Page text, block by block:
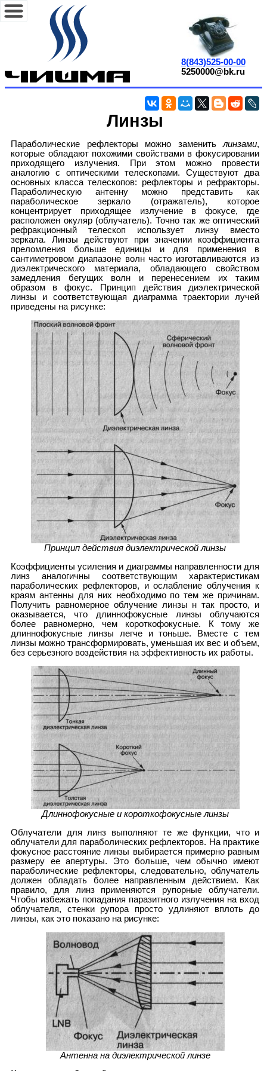
8(843)525-00-00
5250000@bk.ru
Линзы
Параболические рефлекторы можно заменитьлинзами,
которые обладают похожими свойствами в фокусировании
приходящего излучения. При этом можно провести
аналогию с оптическими телескопами. Существуют два
основных класса телескопов: рефлекторы и рефракторы.
Параболическую антенну можно представить как
параболическое зеркало (отражатель), которое
концентрирует приходящее излучение в фокусе, где
расположен окуляр (облучатель). Точно так же оптический
рефракционный телескоп использует линзу вместо
зеркала. Линзы действуют при значении коэффициента
преломления больше единицы и для применения в
сантиметровом диапазоне волн часто изготавливаются из
диэлектрического материала, обладающего свойством
замедления бегущих волн и перенесением их таким
образом в фокус. Принцип действия диэлектрической
линзы и соответствующая диаграмма траектории лучей
приведены на рисунке:
Принцип действия диэлектрической линзы
Коэффициенты усиления и диаграммы направленности для
линз аналогичны соответствующим характеристикам
параболических рефлекторов, и ослабление облучения к
краям антенны для них необходимо по тем же причинам.
Получить равномерное облучение линзы н так просто, и
оказывается, что длиннофокусные линзы облучаются
более равномерно, чем короткофокусные. К тому же
длиннофокусные линзы легче и тоньше. Вместе с тем
линзы можно трансформировать, уменьшая их вес и объем,
без серьезного воздействия на эффективность их работы.
Длиннофокусные и короткофокусные линзы
Облучатели для линз выполняют те же функции, что и
облучатели для параболических рефлекторов. На практике
фокусное расстояние линзы выбирается примерно равным
размеру ее апертуры. Это больше, чем обычно имеют
параболические рефлекторы, следовательно, облучатель
должен обладать более направленным действием. Как
правило, для линз применяются рупорные облучатели.
Чтобы избежать попадания паразитного излучения на вход
облучателя, стенки рупора просто удлиняют вплоть до
линзы, как это показано на рисунке:
Антенна на диэлектрической линзе